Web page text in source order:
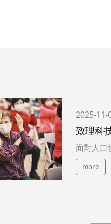
2025-11-
致理科
面對人口
more